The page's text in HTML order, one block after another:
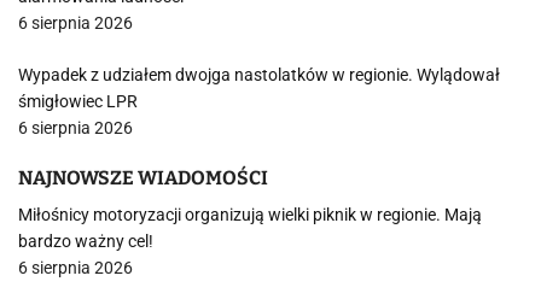
6 sierpnia 2026
Wypadek z udziałem dwojga nastolatków w regionie. Wylądował
śmigłowiec LPR
6 sierpnia 2026
NAJNOWSZE WIADOMOŚCI
Miłośnicy motoryzacji organizują wielki piknik w regionie. Mają
bardzo ważny cel!
6 sierpnia 2026